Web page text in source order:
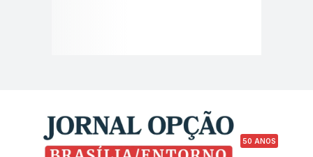
50 ANOS